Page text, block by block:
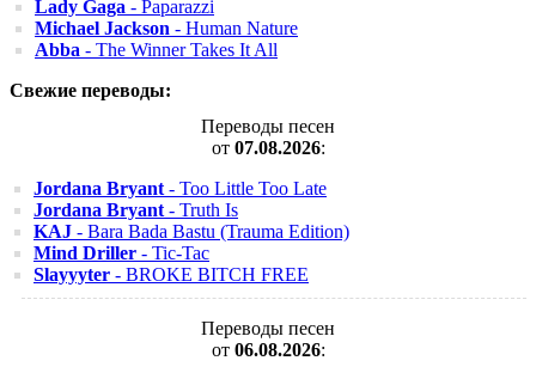
Lady Gaga - Paparazzi
Michael Jackson - Human Nature
Abba - The Winner Takes It All
Свежие переводы:
Переводы песен
от 07.08.2026:
Jordana Bryant - Too Little Too Late
Jordana Bryant - Truth Is
KAJ - Bara Bada Bastu (Trauma Edition)
Mind Driller - Tic-Tac
Slayyyter - BROKE BITCH FREE
Переводы песен
от 06.08.2026: